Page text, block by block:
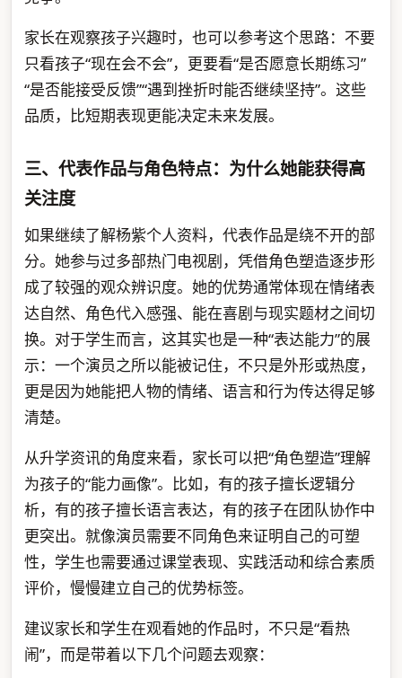
家长在观察孩子兴趣时，也可以参考这个思路：不要
只看孩子“现在会不会”，更要看“是否愿意长期练习”
“是否能接受反馈”“遇到挫折时能否继续坚持”。这些
品质，比短期表现更能决定未来发展。
三、代表作品与角色特点：为什么她能获得高
关注度
如果继续了解杨紫个人资料，代表作品是绕不开的部
分。她参与过多部热门电视剧，凭借角色塑造逐步形
成了较强的观众辨识度。她的优势通常体现在情绪表
达自然、角色代入感强、能在喜剧与现实题材之间切
换。对于学生而言，这其实也是一种“表达能力”的展
示：一个演员之所以能被记住，不只是外形或热度，
更是因为她能把人物的情绪、语言和行为传达得足够
清楚。
从升学资讯的角度来看，家长可以把“角色塑造”理解
为孩子的“能力画像”。比如，有的孩子擅长逻辑分
析，有的孩子擅长语言表达，有的孩子在团队协作中
更突出。就像演员需要不同角色来证明自己的可塑
性，学生也需要通过课堂表现、实践活动和综合素质
评价，慢慢建立自己的优势标签。
建议家长和学生在观看她的作品时，不只是“看热
闹”，而是带着以下几个问题去观察：